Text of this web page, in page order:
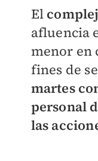
El
afluencia
menor en
fines de
martes
personal
las